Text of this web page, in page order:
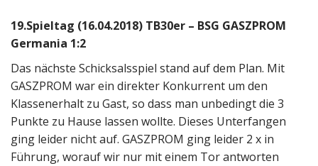
19.Spieltag (16.04.2018) TB30er – BSG GASZPROM
Germania 1:2
Das nächste Schicksalsspiel stand auf dem Plan. Mit
GASZPROM war ein direkter Konkurrent um den
Klassenerhalt zu Gast, so dass man unbedingt die 3
Punkte zu Hause lassen wollte. Dieses Unterfangen
ging leider nicht auf. GASZPROM ging leider 2 x in
Führung, worauf wir nur mit einem Tor antworten